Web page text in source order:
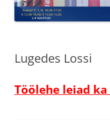
Lugedes Lossi
Töölehe leiad